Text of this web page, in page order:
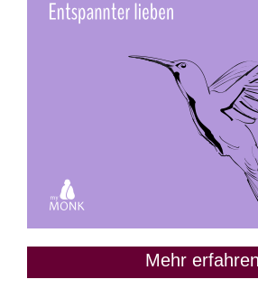
Mehr erfahren